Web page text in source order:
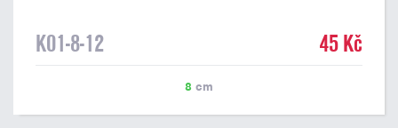
K01-8-12 45 Kč
8 cm